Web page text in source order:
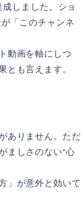
しました。ショ
「このチャンネ
動画を軸にしつ
とも言えます。
ありません。ただ
ましさのない“心
」が意外と効いて